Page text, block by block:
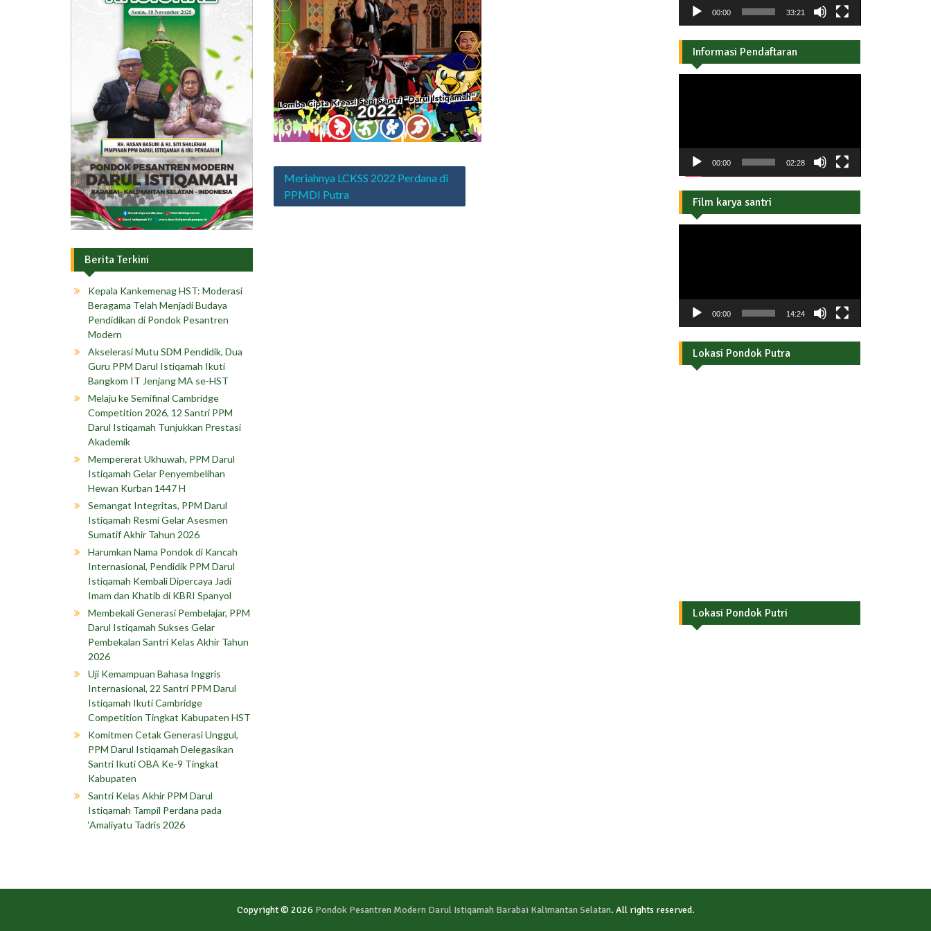
Navigasi
pos
Meriahnya LCKSS 2022 Perdana di
PPMDI Putra
Berita Terkini
Kepala Kankemenag HST: Moderasi
Beragama Telah Menjadi Budaya
Pendidikan di Pondok Pesantren
Modern
Akselerasi Mutu SDM Pendidik, Dua
Guru PPM Darul Istiqamah Ikuti
Bangkom IT Jenjang MA se-HST
Melaju ke Semifinal Cambridge
Competition 2026, 12 Santri PPM
Darul Istiqamah Tunjukkan Prestasi
Akademik
Mempererat Ukhuwah, PPM Darul
Istiqamah Gelar Penyembelihan
Hewan Kurban 1447 H
Semangat Integritas, PPM Darul
Istiqamah Resmi Gelar Asesmen
Sumatif Akhir Tahun 2026
Harumkan Nama Pondok di Kancah
Internasional, Pendidik PPM Darul
Istiqamah Kembali Dipercaya Jadi
Imam dan Khatib di KBRI Spanyol
Membekali Generasi Pembelajar, PPM
Darul Istiqamah Sukses Gelar
Pembekalan Santri Kelas Akhir Tahun
2026
Uji Kemampuan Bahasa Inggris
Internasional, 22 Santri PPM Darul
Istiqamah Ikuti Cambridge
Competition Tingkat Kabupaten HST
Komitmen Cetak Generasi Unggul,
PPM Darul Istiqamah Delegasikan
Santri Ikuti OBA Ke-9 Tingkat
Kabupaten
Santri Kelas Akhir PPM Darul
Istiqamah Tampil Perdana pada
‘Amaliyatu Tadris 2026
00:00 33:21
Informasi Pendaftaran
00:00 02:28
Film karya santri
00:00 14:24
Lokasi Pondok Putra
Lokasi Pondok Putri
Copyright © 2026 Pondok Pesantren Modern Darul Istiqamah Barabai Kalimantan Selatan. All rights reserved.